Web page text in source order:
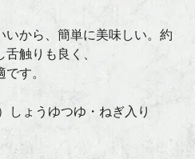
いから、簡単に美味しい。約
触りも良く、
す。
しょうゆつゆ・ねぎ入り